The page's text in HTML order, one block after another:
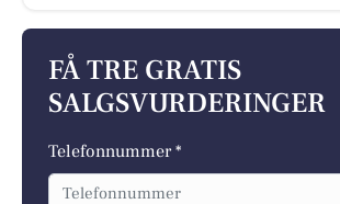
FÅ TRE GRATIS
SALGSVURDERINGER
Telefonnummer *